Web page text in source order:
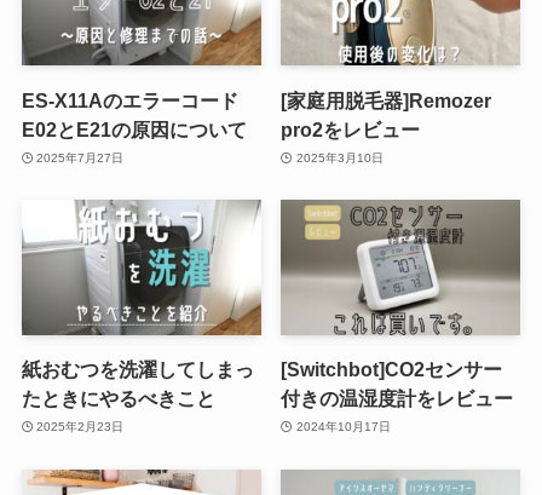
ES-X11Aのエラーコード
E02とE21の原因について
2025年7月27日
[家庭用脱毛器]Remozer
pro2をレビュー
2025年3月10日
紙おむつを洗濯してしまっ
たときにやるべきこと
2025年2月23日
[Switchbot]CO2センサー
付きの温湿度計をレビュー
2024年10月17日